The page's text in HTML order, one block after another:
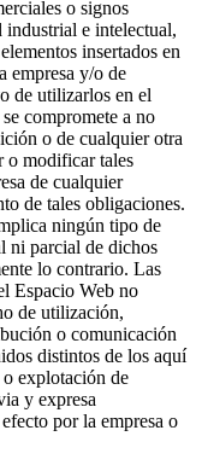
o signos
industrial e intelectual,
insertados en
empresa y/o de
de utilizarlos en el
compromete a no
o de cualquier otra
o modificar tales
de cualquier
de tales obligaciones.
ningún tipo de
ni parcial de dichos
lo contrario. Las
Espacio Web no
de utilización,
o comunicación
distintos de los aquí
explotación de
y expresa
por la empresa o